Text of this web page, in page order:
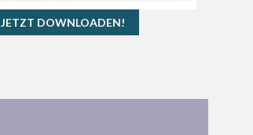
JETZT DOWNLOADEN!